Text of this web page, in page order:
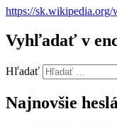
https://
Vyhľadať v
Hľadať
Najnovšie